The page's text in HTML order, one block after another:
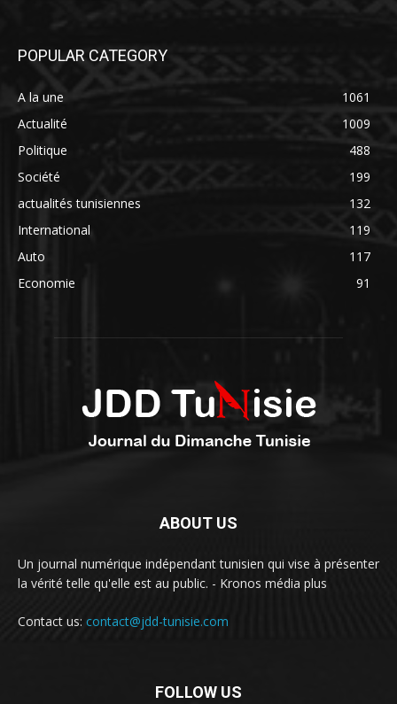
POPULAR CATEGORY
A la une
1061
Actualité
1009
Politique
488
Société
199
actualités tunisiennes
132
International
119
Auto
117
Economie
91
ABOUT US
Un journal numérique indépendant tunisien qui vise à présenter
la vérité telle qu'elle est au public. - Kronos média plus
Contact us: contact@jdd-tunisie.com
FOLLOW US